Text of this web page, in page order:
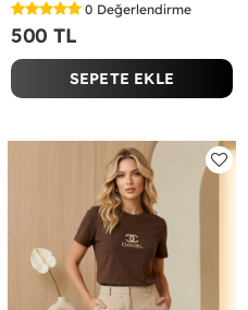
0 Değerlendirme
500 TL
SEPETE EKLE